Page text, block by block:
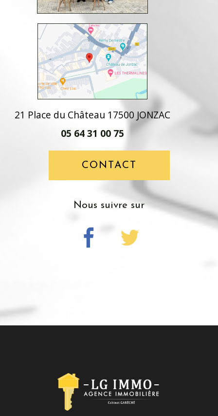
21 Place du Château 17500 JONZAC
05 64 31 00 75
CONTACT
Nous suivre sur